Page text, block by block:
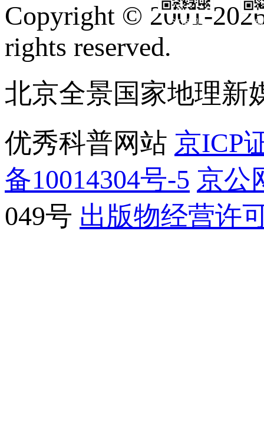
订阅号
Copyright © 2001-
rights reserved.
北京全景国家地理新
优秀科普网站 京ICP
备10014304号-5 京公
049号 出版物经营许